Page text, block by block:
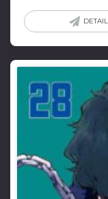
DETAIL